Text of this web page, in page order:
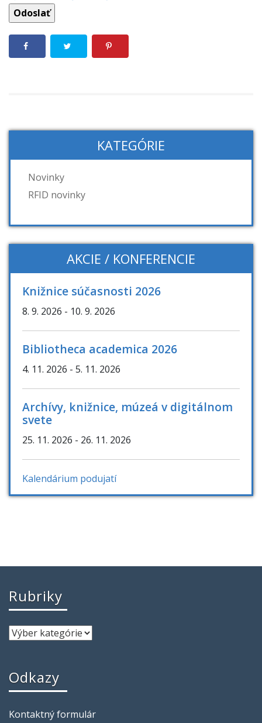
KATEGÓRIE
Novinky
RFID novinky
AKCIE / KONFERENCIE
Knižnice súčasnosti 2026
8. 9. 2026 - 10. 9. 2026
Bibliotheca academica 2026
4. 11. 2026 - 5. 11. 2026
Archívy, knižnice, múzeá v digitálnom
svete
25. 11. 2026 - 26. 11. 2026
Kalendárium podujatí
Rubriky
Odkazy
Kontaktný formulár